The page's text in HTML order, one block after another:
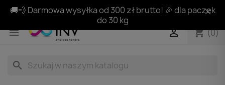
🚚💨 Darmowa wysyłka od 300 zł brutto! 🎉 dla paczek
do 30 kg
 shopping_cart(0)

search